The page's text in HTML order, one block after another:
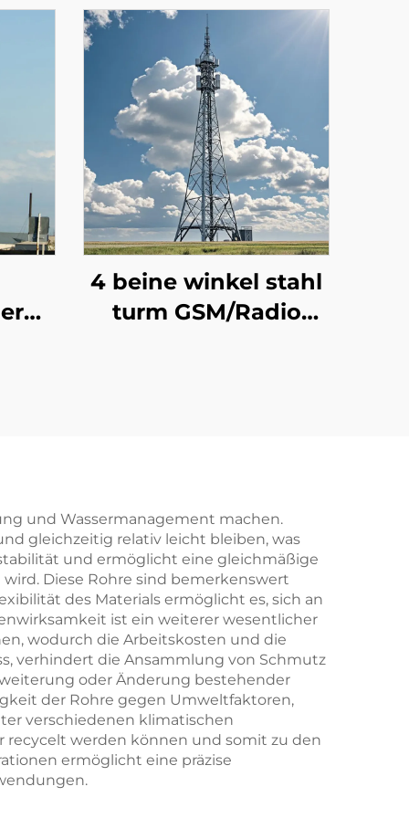
4 beine winkel stahl
turm GSM/Radio
und Wassermanagement machen.
gleichzeitig relativ leicht bleiben, was
und ermöglicht eine gleichmäßige
Diese Rohre sind bemerkenswert
des Materials ermöglicht es, sich an
ist ein weiterer wesentlicher
wodurch die Arbeitskosten und die
verhindert die Ansammlung von Schmutz
oder Änderung bestehender
der Rohre gegen Umweltfaktoren,
verschiedenen klimatischen
recycelt werden können und somit zu den
ermöglicht eine präzise